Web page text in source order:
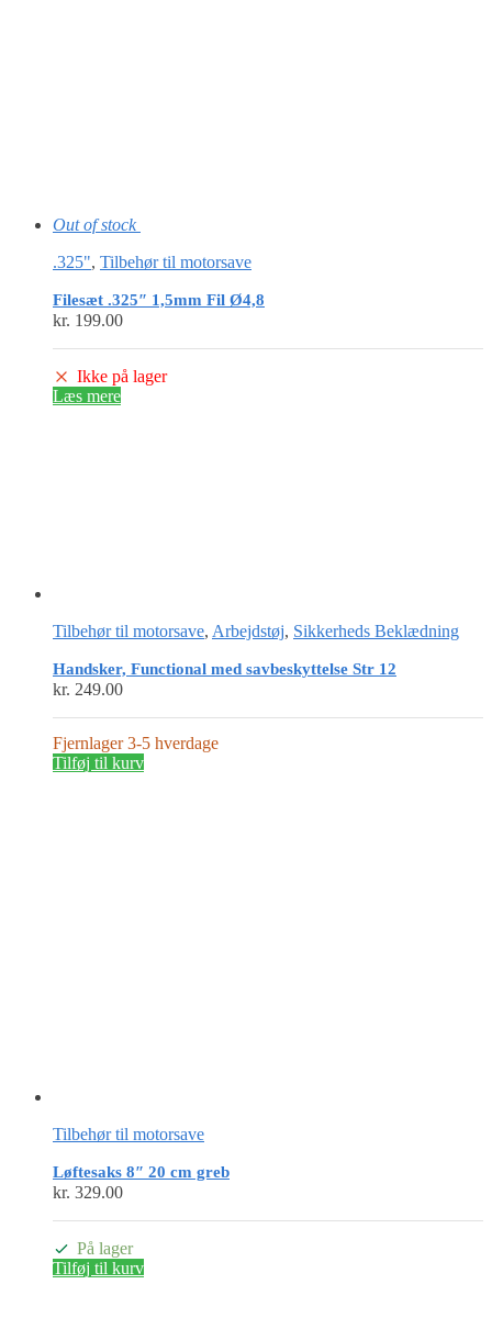
Out of stock
.325", Tilbehør til motorsave
Filesæt .325″ 1,5mm Fil Ø4,8
kr. 199.00
Ikke på lager
Læs mere
Tilbehør til motorsave, Arbejdstøj, Sikkerheds Beklædning
Handsker, Functional med savbeskyttelse Str 12
kr. 249.00
Fjernlager 3-5 hverdage
Tilføj til kurv
Tilbehør til motorsave
Løftesaks 8″ 20 cm greb
kr. 329.00
På lager
Tilføj til kurv